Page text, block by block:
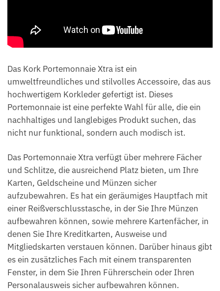
Das Kork Portemonnaie Xtra ist ein
umweltfreundliches und stilvolles Accessoire, das aus
hochwertigem Korkleder gefertigt ist. Dieses
Portemonnaie ist eine perfekte Wahl für alle, die ein
nachhaltiges und langlebiges Produkt suchen, das
nicht nur funktional, sondern auch modisch ist.
Das Portemonnaie Xtra verfügt über mehrere Fächer
und Schlitze, die ausreichend Platz bieten, um Ihre
Karten, Geldscheine und Münzen sicher
aufzubewahren. Es hat ein geräumiges Hauptfach mit
einer Reißverschlusstasche, in der Sie Ihre Münzen
aufbewahren können, sowie mehrere Kartenfächer, in
denen Sie Ihre Kreditkarten, Ausweise und
Mitgliedskarten verstauen können. Darüber hinaus gibt
es ein zusätzliches Fach mit einem transparenten
Fenster, in dem Sie Ihren Führerschein oder Ihren
Personalausweis sicher aufbewahren können.